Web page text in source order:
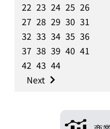
22 23 24 25 26
27 28 29 30 31
32 33 34 35 36
37 38 39 40 41
42 43 44
Next